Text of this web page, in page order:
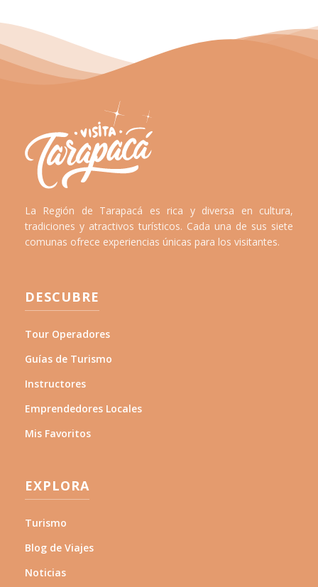
La Región de Tarapacá es rica y diversa en cultura,
tradiciones y atractivos turísticos. Cada una de sus siete
comunas ofrece experiencias únicas para los visitantes.
DESCUBRE
Tour Operadores
Guías de Turismo
Instructores
Emprendedores Locales
Mis Favoritos
EXPLORA
Turismo
Blog de Viajes
Noticias